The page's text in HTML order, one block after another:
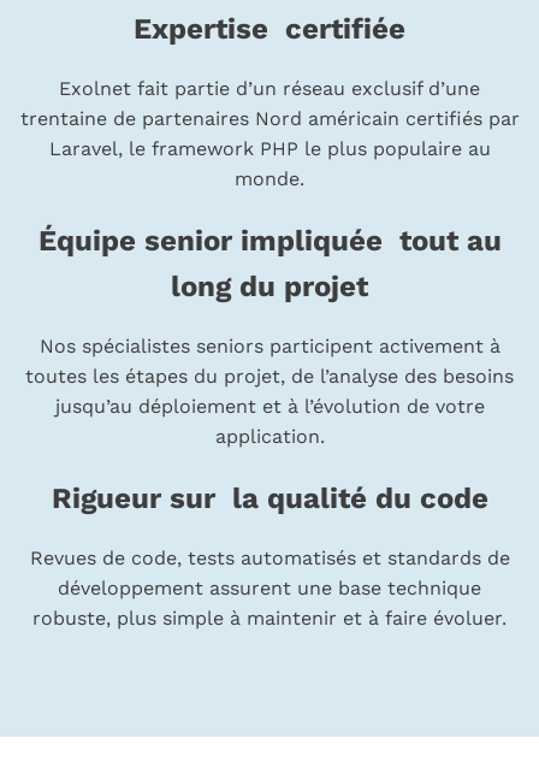
Expertise certifiée
Exolnet fait partie d’un réseau exclusif d’une
trentaine de partenaires Nord américain certifiés par
Laravel, le framework PHP le plus populaire au
monde.
Équipe senior impliquée tout au
long du projet
Nos spécialistes seniors participent activement à
toutes les étapes du projet, de l’analyse des besoins
jusqu’au déploiement et à l’évolution de votre
application.
Rigueur sur la qualité du code
Revues de code, tests automatisés et standards de
développement assurent une base technique
robuste, plus simple à maintenir et à faire évoluer.